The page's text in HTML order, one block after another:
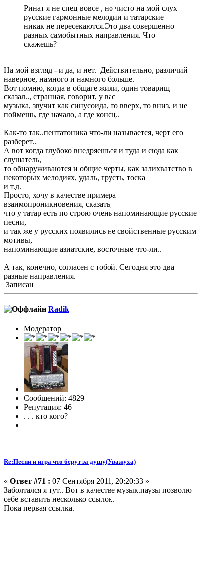
Ринат я не спец вовсе , но чисто на мой слух
русские гармонные мелодии и татарские
никак не пересекаются.Это два совершенно
разных самобытных направления. Что
скажешь?
На мой взгляд - и да, и нет. Действительно, различий
наверное, намного и намного больше.
Вот помню, когда в общаге жили, один товарищ
сказал.., странная, говорит, у вас
музыка, звучит как синусоида, то вверх, то вниз, и не
поймешь, где начало, а где конец..
Как-то так..пентатоника что-ли называется, черт его
разберет..
А вот когда глубоко внедряешься и туда и сюда как
слушатель,
то обнаруживаются и общие черты, как залихватство в
некоторых мелодиях, удаль, грусть, тоска
и т.д.
Просто, хочу в качестве примера
взаимопроникновения, сказать,
что у татар есть по строю очень напоминающие русские
песни,
и так же у русских появились не свойственные русским
мотивы,
напоминающие азиатские, восточные что-ли..
А так, конечно, согласен с тобой. Сегодня это два
разные направления.
Записан
Radik
Модератор
Сообщений: 4829
Репутация: 46
. . . кто кого?
Re:Песни и игра что берут за душу(Уважуха)
« Ответ #71 : 07 Сентября 2011, 20:20:33 »
Заболтался я тут.. Вот в качестве музык.паузы позволю
себе вставить несколько ссылок.
Пока первая ссылка.